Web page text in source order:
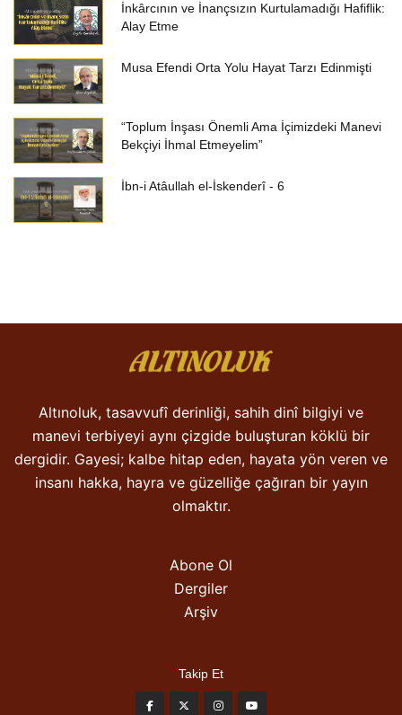
İnkârcının ve İnançsızın Kurtulamadığı Hafiflik:
Alay Etme
Musa Efendi Orta Yolu Hayat Tarzı Edinmişti
“Toplum İnşası Önemli Ama İçimizdeki Manevi
Bekçiyi İhmal Etmeyelim”
İbn-i Atâullah el-İskenderî - 6
Altınoluk, tasavvufî derinliği, sahih dinî bilgiyi ve
manevi terbiyeyi aynı çizgide buluşturan köklü bir
dergidir. Gayesi; kalbe hitap eden, hayata yön veren ve
insanı hakka, hayra ve güzelliğe çağıran bir yayın
olmaktır.
Abone Ol
Dergiler
Arşiv
Takip Et